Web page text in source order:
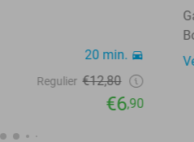
20 min.
Regulier €12,80
€6,90